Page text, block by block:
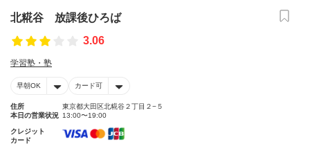
北糀谷 放課後ひろば
3.06
学習塾・塾
早朝OK カード可
住所
東京都大田区北糀谷２丁目２−５
本日の営業状況 13:00〜19:00
クレジット
カード